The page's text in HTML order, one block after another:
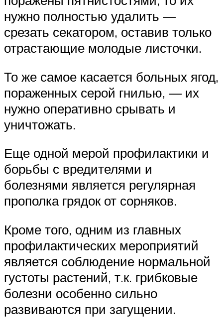
нужно полностью удалить —
срезать секатором, оставив только
отрастающие молодые листочки.
То же самое касается больных ягод,
пораженных серой гнилью, — их
нужно оперативно срывать и
уничтожать.
Еще одной мерой профилактики и
борьбы с вредителями и
болезнями является регулярная
прополка грядок от сорняков.
Кроме того, одним из главных
профилактических мероприятий
является соблюдение нормальной
густоты растений, т.к. грибковые
болезни особенно сильно
развиваются при загущении.